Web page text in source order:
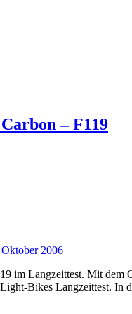
– F119
2006
im Langzeittest. Mit dem
Bikes Langzeittest. In